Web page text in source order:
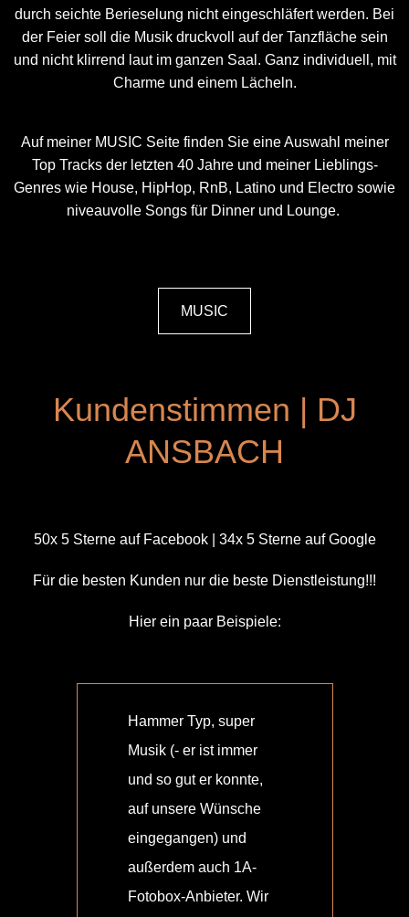
durch seichte Berieselung nicht eingeschläfert werden. Bei
der Feier soll die Musik druckvoll auf der Tanzfläche sein
und nicht klirrend laut im ganzen Saal. Ganz individuell, mit
Charme und einem Lächeln.
Auf meiner MUSIC Seite finden Sie eine Auswahl meiner
Top Tracks der letzten 40 Jahre und meiner Lieblings-
Genres wie House, HipHop, RnB, Latino und Electro sowie
niveauvolle Songs für Dinner und Lounge.
MUSIC
Kundenstimmen | DJ
ANSBACH
50x 5 Sterne auf Facebook | 34x 5 Sterne auf Google
Für die besten Kunden nur die beste Dienstleistung!!!
Hier ein paar Beispiele:
Hammer Typ, super
Musik (- er ist immer
und so gut er konnte,
auf unsere Wünsche
eingegangen) und
außerdem auch 1A-
Fotobox-Anbieter. Wir